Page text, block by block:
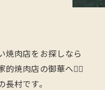
焼肉店をお探しなら
的焼肉店の御華へ🙋‍♂️
村です。